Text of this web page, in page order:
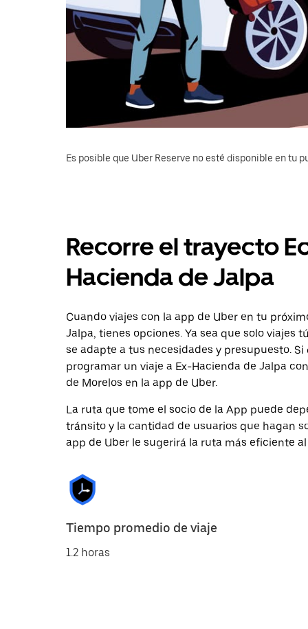
Es posible que Uber Reserve no esté disponible en tu
Recorre el trayecto
Hacienda de Jalpa
Cuando viajes con la app de Uber en tu
Jalpa, tienes opciones. Ya sea que solo viajes
se adapte a tus necesidades y presupuesto.
programar un viaje a Ex-Hacienda de Jalpa
de Morelos en la app de Uber.
La ruta que tome el socio de la App puede
tránsito y la cantidad de usuarios que hagan
app de Uber le sugerirá la ruta más eficiente
Tiempo promedio de viaje
1.2 horas